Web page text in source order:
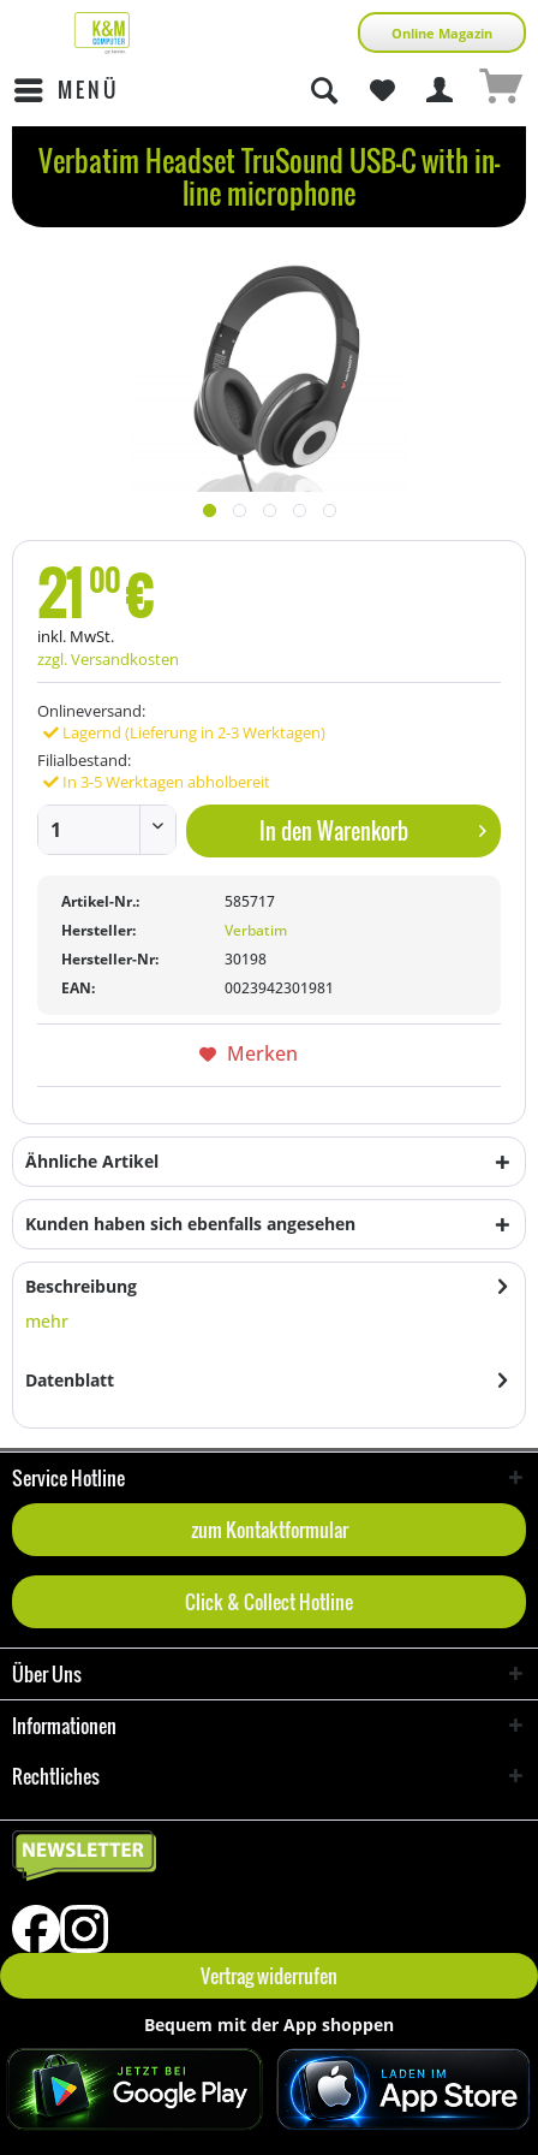
Online Magazin
MENÜ
Verbatim Headset TruSound USB-C with in-
line microphone
21 00€
inkl. MwSt.
zzgl. Versandkosten
Onlineversand:
Lagernd (Lieferung in 2-3 Werktagen)
Filialbestand:
In 3-5 Werktagen abholbereit
In denWarenkorb
Artikel-Nr.:
585717
Hersteller:
Verbatim
Hersteller-Nr:
30198
EAN:
0023942301981
Merken
Ähnliche Artikel
Kunden haben sich ebenfalls angesehen
Beschreibung
mehr
Datenblatt
Service Hotline
zum Kontaktformular
Click & Collect Hotline
Über Uns
Informationen
Rechtliches
Vertrag widerrufen
Bequem mit der App shoppen